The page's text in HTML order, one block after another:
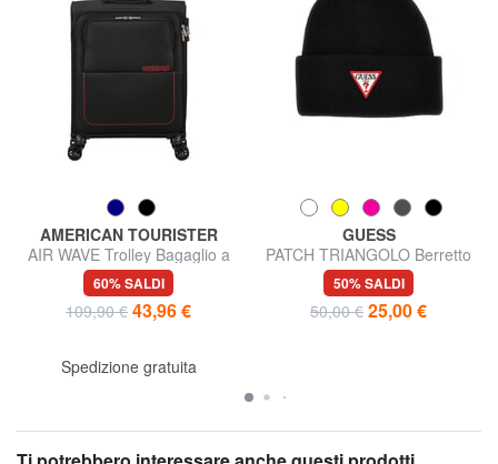
AMERICAN TOURISTER
AIR WAVE Trolley Bagaglio a
Mano
60% SALDI
109,90 € 43,96 €
Spedizione gratuita
GUESS
PATCH TRIANGOLO Berretto
con risvolto
50% SALDI
50,00 € 25,00 €